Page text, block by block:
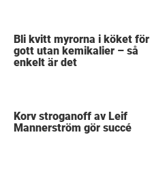
Bli kvitt myrorna i köket för
gott utan kemikalier – så
enkelt är det
Korv stroganoff av Leif
Mannerström gör succé